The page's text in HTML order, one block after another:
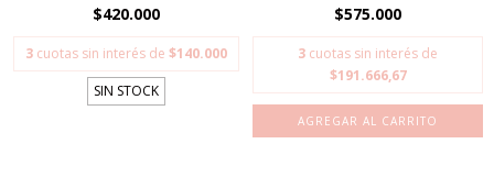
$420.000
3 cuotas sin interés de $140.000
SIN STOCK
$575.000
3 cuotas sin interés de
$191.666,67
AGREGAR AL CARRITO